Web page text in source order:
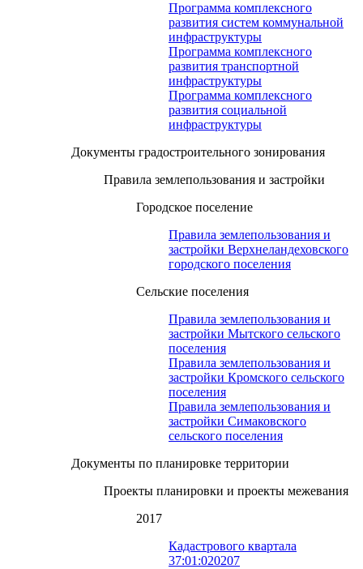
Программа комплексного
развития систем коммунальной
инфраструктуры
Программа комплексного
развития транспортной
инфраструктуры
Программа комплексного
развития социальной
инфраструктуры
Документы градостроительного зонирования
Правила землепользования и застройки
Городское поселение
Правила землепользования и
застройки Верхнеландеховского
городского поселения
Сельские поселения
Правила землепользования и
застройки Мытского сельского
поселения
Правила землепользования и
застройки Кромского сельского
поселения
Правила землепользования и
застройки Симаковского
сельского поселения
Документы по планировке территории
Проекты планировки и проекты межевания
2017
Кадастрового квартала
37:01:020207